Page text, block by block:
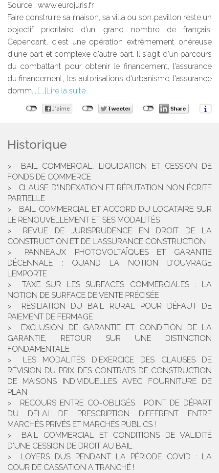
Source : www.eurojuris.fr
Faire construire sa maison, sa villa ou son pavillon reste un
objectif prioritaire d’un grand nombre de français.
Cependant, c'est une opération extrêmement onéreuse
d'une part et complexe d'autre part. Il s'agit d'un parcours
du combattant pour obtenir le financement, l'assurance
du financement, les autorisations d'urbanisme, l'assurance
domm...
Lire la suite
Historique
BAIL COMMERCIAL, LIQUIDATION ET CESSION DE
FONDS DE COMMERCE
CLAUSE D'INDEXATION ET RÉPUTATION NON ÉCRITE
PARTIELLE
BAIL COMMERCIAL ET ACCORD DU LOCATAIRE SUR
LE RENOUVELLEMENT ET SES MODALITÉS
REVUE DE JURISPRUDENCE EN DROIT DE LA
CONSTRUCTION ET DE L'ASSURANCE CONSTRUCTION
PANNEAUX PHOTOVOLTAÏQUES ET GARANTIE
DÉCENNALE : QUAND LA NOTION D’OUVRAGE
L’EMPORTE
TAXE SUR LES SURFACES COMMERCIALES : LA
NOTION DE SURFACE DE VENTE PRÉCISÉE
RÉSILIATION DU BAIL RURAL POUR DÉFAUT DE
PAIEMENT DE FERMAGE
EXCLUSION DE GARANTIE ET CONDITION DE LA
GARANTIE, RETOUR SUR UNE DISTINCTION
FONDAMENTALE
LES MODALITÉS D'EXERCICE DES CLAUSES DE
RÉVISION DU PRIX DES CONTRATS DE CONSTRUCTION
DE MAISONS INDIVIDUELLES AVEC FOURNITURE DE
PLAN
RECOURS ENTRE CO-OBLIGÉS : POINT DE DÉPART
DU DÉLAI DE PRESCRIPTION DIFFÉRENT ENTRE
MARCHÉS PRIVÉS ET MARCHÉS PUBLICS !
BAIL COMMERCIAL ET CONDITIONS DE VALIDITÉ
D'UNE CESSION DE DROIT AU BAIL
LOYERS DUS PENDANT LA PÉRIODE COVID : LA
COUR DE CASSATION A TRANCHÉ !